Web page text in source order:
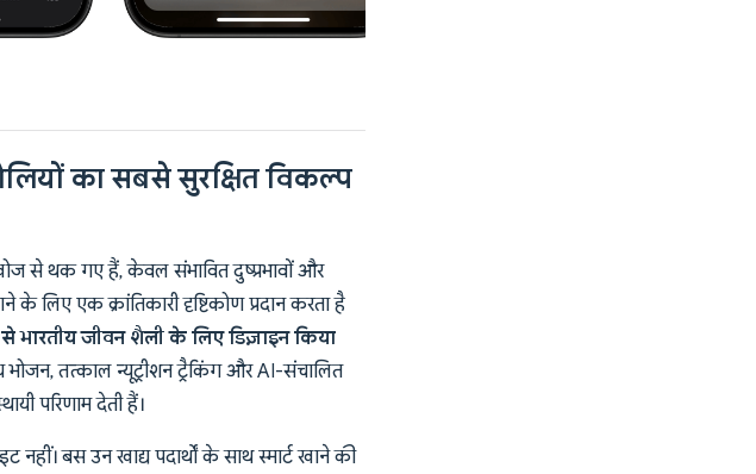
का सबसे सुरक्षित विकल्प
से थक गए हैं, केवल संभावित दुष्प्रभावों और
लिए एक क्रांतिकारी दृष्टिकोण प्रदान करता है
भारतीय जीवन शैली के लिए डिज़ाइन किया
तत्काल न्यूट्रीशन ट्रैकिंग और AI-संचालित
परिणाम देती हैं।
नहीं। बस उन खाद्य पदार्थों के साथ स्मार्ट खाने की